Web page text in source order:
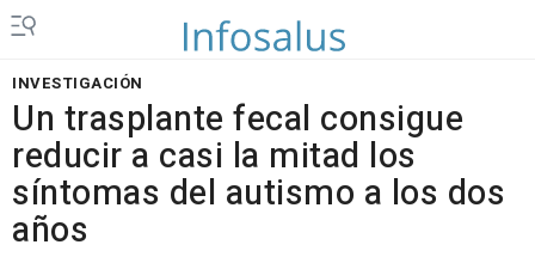
INVESTIGACIÓN
Un trasplante fecal consigue
reducir a casi la mitad los
síntomas del autismo a los dos
años